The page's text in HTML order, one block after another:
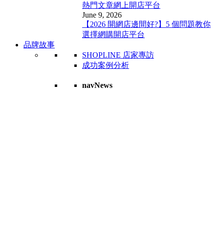
熱門文章網上開店平台
June 9, 2026
【2026 開網店邊間好?】5 個問題教你
選擇網購開店平台
品牌故事
SHOPLINE 店家專訪
成功案例分析
navNews